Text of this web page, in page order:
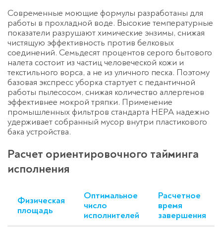
Современные моющие формулы разработаны для
работы в прохладной воде. Высокие температурные
показатели разрушают химические энзимы, снижая
чистящую эффективность против белковых
соединений. Семьдесят процентов серого бытового
налета состоит из частиц человеческой кожи и
текстильного ворса, а не из уличного песка. Поэтому
базовая экспресс уборка стартует с педантичной
работы пылесосом, снижая количество аллергенов
эффективнее мокрой тряпки. Применение
промышленных фильтров стандарта HEPA надежно
удерживает собранный мусор внутри пластикового
бака устройства.
Расчет ориентировочного тайминга
исполнения
Физическая
площадь
Оптимальное
число
исполнителей
Расчетное
время
завершения